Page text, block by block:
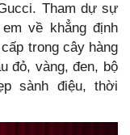
Tham dự sự
về khẳng định
trong cây hàng
đỏ, vàng, đen, bộ
sành điệu, thời